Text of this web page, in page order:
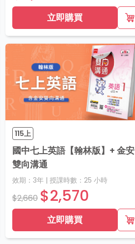
立即購買
115上
國中七上英語【翰林版】+ 金安
雙向溝通
效期： 3年 | 授課時數： 25 小時
$2,660 $2,570
立即購買